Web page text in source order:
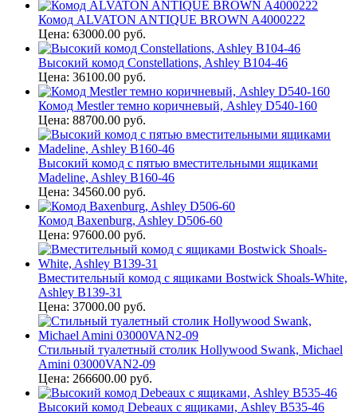
Комод ALVATON ANTIQUE BROWN A4000222
Цена: 63000.00 руб.
Высокий комод Constellations, Ashley B104-46
Цена: 36100.00 руб.
Комод Mestler темно коричневый, Ashley D540-160
Цена: 88700.00 руб.
Высокий комод с пятью вместительными ящиками
Madeline, Ashley B160-46
Цена: 34560.00 руб.
Комод Baxenburg, Ashley D506-60
Цена: 97600.00 руб.
Вместительный комод с ящиками Bostwick Shoals-White,
Ashley B139-31
Цена: 37000.00 руб.
Стильный туалетный столик Hollywood Swank, Michael
Amini 03000VAN2-09
Цена: 266600.00 руб.
Высокий комод Debeaux с ящиками, Ashley B535-46